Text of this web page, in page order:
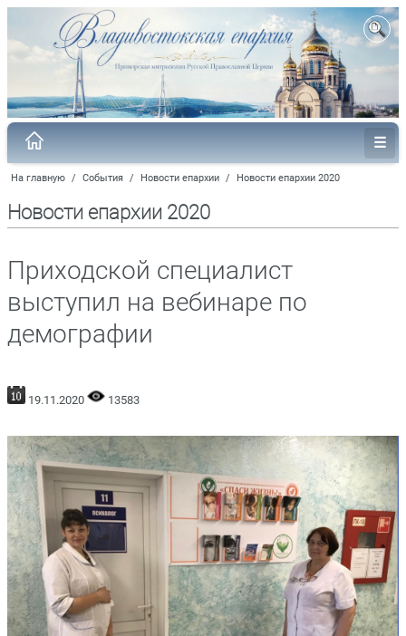
На главную / События / Новости епархии / Новости епархии 2020
Новости епархии 2020
Приходской специалист
выступил на вебинаре по
демографии
19.11.2020 13583